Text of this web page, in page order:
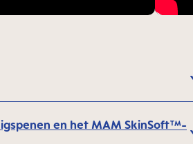
en het MAM SkinSoft™-